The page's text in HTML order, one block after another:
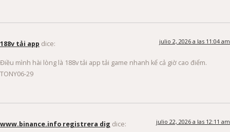
188v tải app dice: julio 2, 2026 a las 11:04 am
Điều mình hài lòng là 188v tải app tải game nhanh kể cả giờ cao điểm.
TONY06-29
www.binance.info registrera dig dice: julio 22, 2026 a las 12:11 am